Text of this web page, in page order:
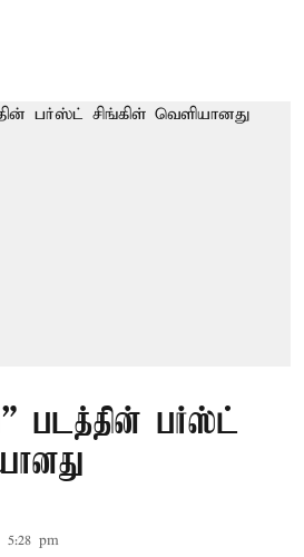
படத்தின் பர்ஸ்ட்
5:28 pm